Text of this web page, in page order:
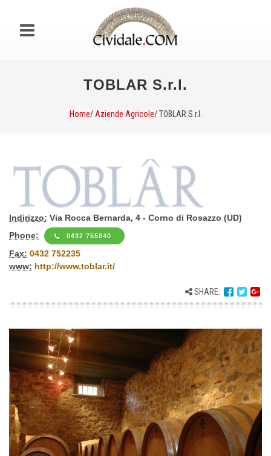
TOBLAR S.r.l.
Home/ Aziende Agricole/ TOBLAR S.r.l.
Indirizzo: Via Rocca Bernarda, 4 - Corno di Rosazzo (UD)
Phone:
0432 755840
Fax: 0432 752235
www: http://www.toblar.it/
SHARE: